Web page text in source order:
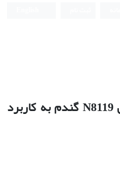
بررسی واکنش لاین امیدبخش N8119 گندم به کاربرد